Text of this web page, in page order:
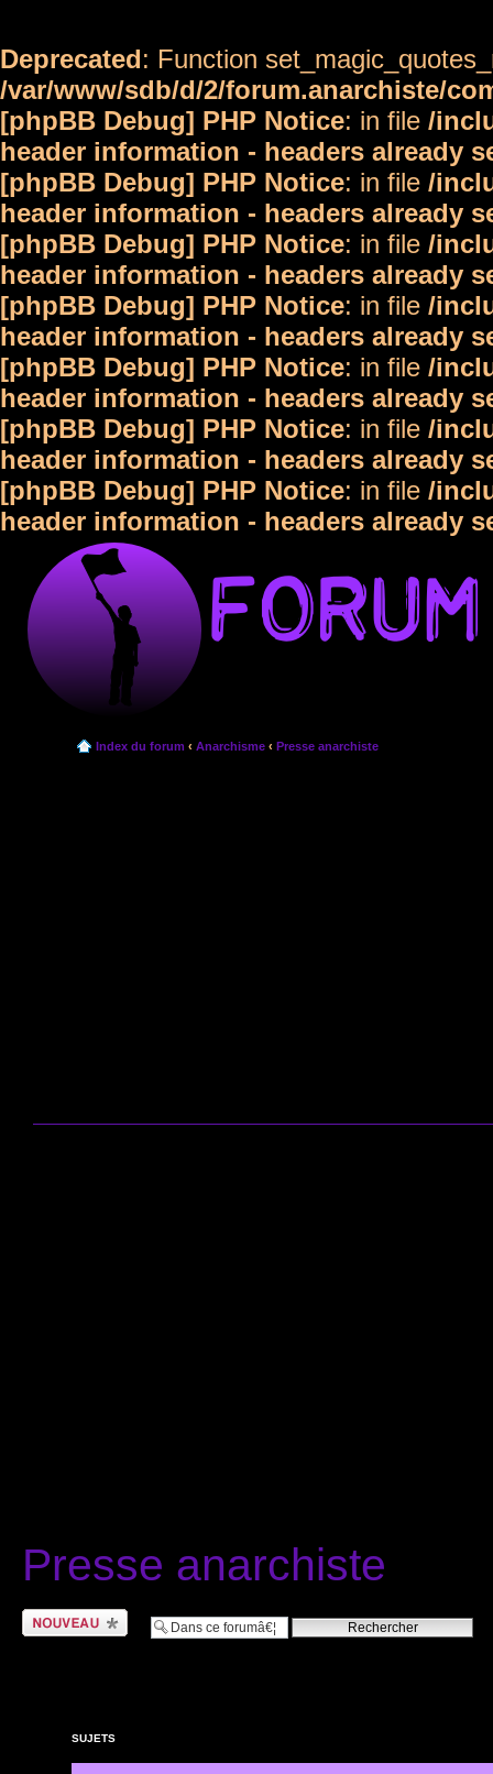
Deprecated: Function
/var/www/sdb/d/2/forum.anarchiste/
[phpBB Debug] PHP Notice: in file /
header information - headers already
[phpBB Debug] PHP Notice: in file /
header information - headers already
[phpBB Debug] PHP Notice: in file /
header information - headers already
[phpBB Debug] PHP Notice: in file /
header information - headers already
[phpBB Debug] PHP Notice: in file /
header information - headers already
[phpBB Debug] PHP Notice: in file /
header information - headers already
[phpBB Debug] PHP Notice: in file /
header information - headers already
Index du forum ‹ Anarchisme ‹ Presse anarchiste
Presse anarchiste
Ecrire un nouveau
sujet
SUJETS